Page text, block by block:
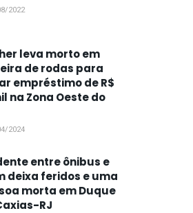
2022
leva morto em
de rodas para
empréstimo de R$
na Zona Oeste do
2024
entre ônibus e
deixa feridos e uma
morta em Duque
RJ